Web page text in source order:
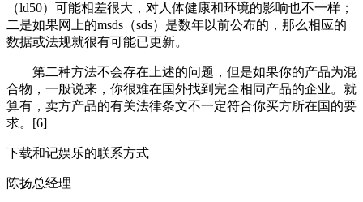
（ld50）可能相差很大，对人体健康和环境的影响也不一样；
二是如果网上的msds（sds）是数年以前公布的，那么相应的
数据或法规就很有可能已更新。
第二种方法不会存在上述的问题，但是如果你的产品为混
合物，一般说来，你很难在国外找到完全相同产品的企业。就
算有，卖方产品的有关法律条文不一定符合你买方所在国的要
求。[6]
下载和记娱乐的联系方式
陈扬总经理